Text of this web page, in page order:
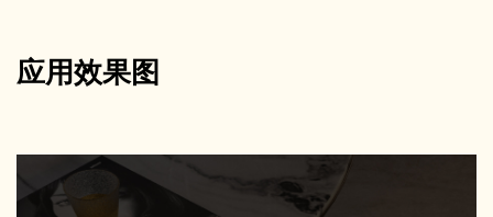
应用效果图